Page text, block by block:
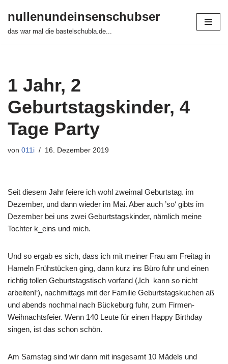
Zum
nullenundeinsenschubser
das war mal die bastelschubla.de...
1 Jahr, 2
Geburtstagskinder, 4
Tage Party
von 011i 16. Dezember 2019
Seit diesem Jahr feiere ich wohl zweimal Geburtstag. im
Dezember, und dann wieder im Mai. Aber auch ’so‘ gibts im
Dezember bei uns zwei Geburtstagskinder, nämlich meine
Tochter k_eins und mich.
Und so ergab es sich, dass ich mit meiner Frau am Freitag in
Hameln Frühstücken ging, dann kurz ins Büro fuhr und einen
richtig tollen Geburtstagstisch vorfand (‚Ich kann so nicht
arbeiten!‘), nachmittags mit der Familie Geburtstagskuchen aß
und abends nochmal nach Bückeburg fuhr, zum Firmen-
Weihnachtsfeier. Wenn 140 Leute für einen Happy Birthday
singen, ist das schon schön.
Am Samstag sind wir dann mit insgesamt 10 Mädels und